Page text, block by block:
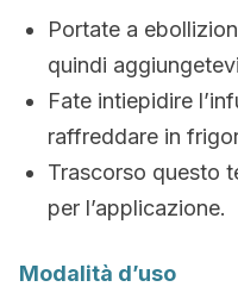
Portate a
quindi
Fate intiepidire
raffreddare in
Trascorso questo
per l’applicazione.
Modalità d’uso